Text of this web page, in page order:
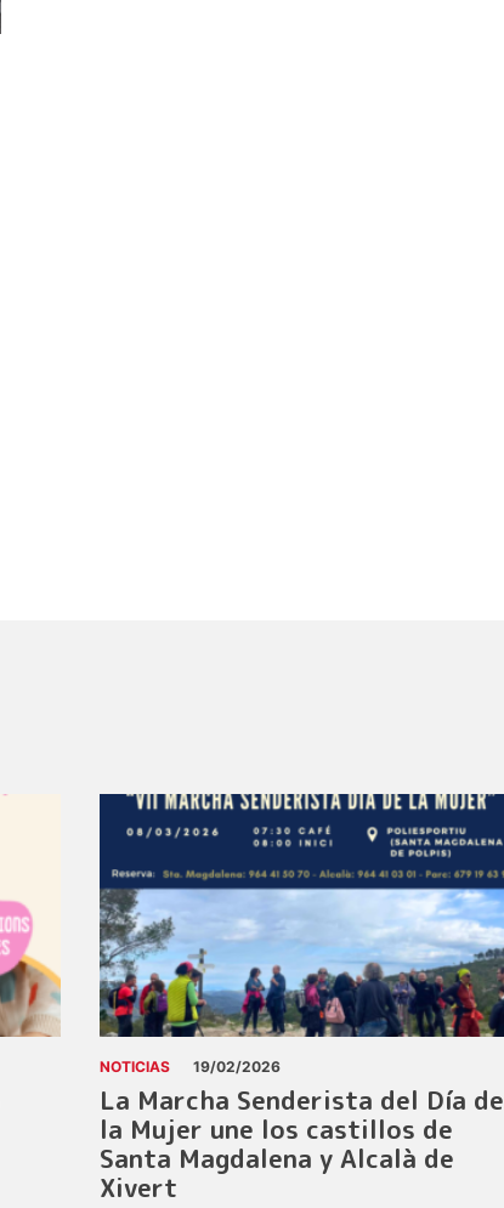
NOTICIAS 19/02/2026
La Marcha Senderista del Día de
la Mujer une los castillos de
Santa Magdalena y Alcalà de
Xivert